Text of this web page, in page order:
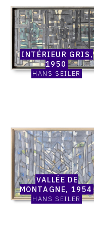
Catalogue
raisonné,
Hans
Seiler,
Intérieur
gris,
1950
INTÉRIEUR GRIS,
1950
HANS SEILER
Catalogue
raisonné,
Hans
Seiler,
Vallée
de
montagne,
1954
VALLÉE DE
MONTAGNE, 1954
HANS SEILER